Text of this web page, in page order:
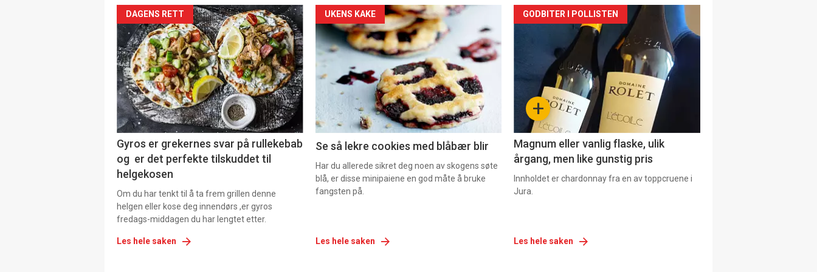
DAGENS RETT
Gyros er grekernes svar på rullekebab
og er det perfekte tilskuddet til
helgekosen
Om du har tenkt til å ta frem grillen denne
helgen eller kose deg innendørs ,er gyros
fredags-middagen du har lengtet etter.
Les hele saken
Forsiden
akkurat
nå
2
UKENS KAKE
Se så lekre cookies med blåbær blir
Har du allerede sikret deg noen av skogens søte
blå, er disse minipaiene en god måte å bruke
fangsten på.
Les hele saken
Forsiden
akkurat
nå
+
GODBITER I POLLISTEN
Magnum eller vanlig flaske, ulik
årgang, men like gunstig pris
Innholdet er chardonnay fra en av toppcruene i
Jura.
Les hele saken